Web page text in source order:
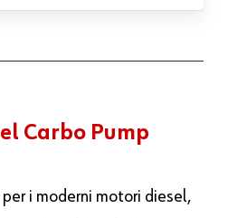
Carbo Pump
i moderni motori diesel,